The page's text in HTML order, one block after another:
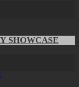
SHOWCASE